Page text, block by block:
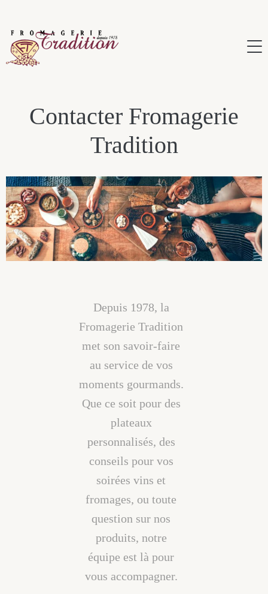
Contacter Fromagerie
Tradition
Depuis 1978, la
Fromagerie Tradition
met son savoir-faire
au service de vos
moments gourmands.
Que ce soit pour des
plateaux
personnalisés, des
conseils pour vos
soirées vins et
fromages, ou toute
question sur nos
produits, notre
équipe est là pour
vous accompagner.